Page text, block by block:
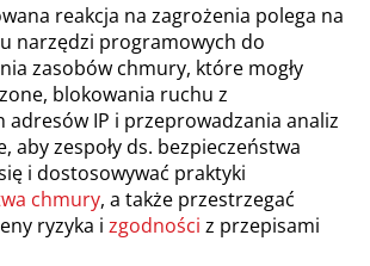
reakcja na zagrożenia polega na
narzędzi programowych do
zasobów chmury, które mogły
blokowania ruchu z
adresów IP i przeprowadzania analiz
aby zespoły ds. bezpieczeństwa
i dostosowywać praktyki
chmury, a także przestrzegać
ryzyka i zgodności z przepisami